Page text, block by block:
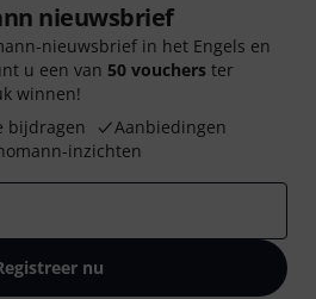
nieuwsbrief
nieuwsbrief in het Engels en
u een van 50 vouchers ter
winnen!
bijdragen
Aanbiedingen
inzichten
nu